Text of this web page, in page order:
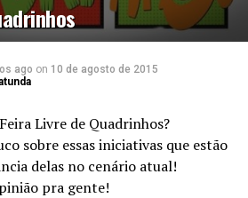
ago on 10 de agosto de 2015
Livre de Quadrinhos?
sobre essas iniciativas que estão
delas no cenário atual!
pra gente!